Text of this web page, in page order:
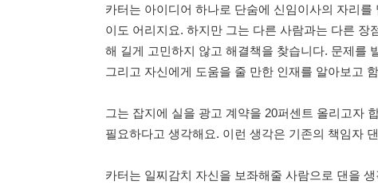
카터는 아이디어 하나로 단숨에 신임이사의 자리
이도 어리지요. 하지만 그는 다른 사람과는 다른 장
해 길게 고민하지 않고 해결책을 찾습니다. 문제를
그리고 자신에게 도움을 줄 만한 인재를 알아보고
그는 잡지에 실을 광고 계약을 20퍼센트 올리고자
필요하다고 생각해요. 이런 생각은 기존의 책임자
카터는 일찌감치 자신을 보좌해줄 사람으로 댄을